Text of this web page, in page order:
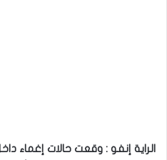
الراية إنفو : وقعت حالات إغماء